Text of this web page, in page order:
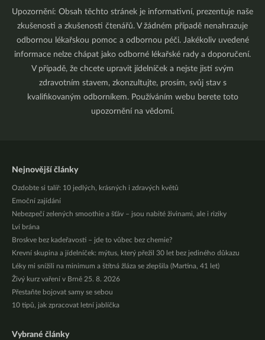
Upozornění: Obsah těchto stránek je informativní, prezentuje naše
zkušenosti a zkušenosti čtenářů. V žádném případě nenahrazuje
odbornou lékařskou pomoc a odbornou péči. Jakékoliv uvedené
informace nelze chápat jako odborné lékařské rady a doporučení.
V případě, že chcete upravit jídelníček a nejste jistí svým
zdravotním stavem, zkonzultujte, prosím, svůj stav s
kvalifikovaným odborníkem. Používáním webu berete toto
upozornění na vědomí.
Nejnovější články
Ozdobte si talíř: 10 jedlých, krásných i zdravých květů
Emoční zajídání
Nebezpečí zelených smoothie a šťáv – jsou nabité živinami, ale i riziky
Lví brána
Broskve bez kadeřavosti – jde to vůbec bez chemie?
Krevní skupina a jídelníček: mýtus, který přežil 30 let bez jediného důkazu
Léky mi snížili na minimum a štítná žláza se zlepšila (Martina, 41 let)
Živý kurz vaření v Brně 25. 8. 2026
Přestaňte bojovat samy se sebou
10 tipů, jak zpracovat letní jablíčka
Vybrané články